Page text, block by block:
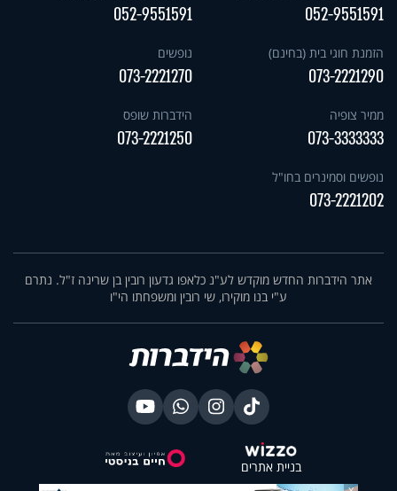
052-9551591
052-9551591
הזמנת חוגי בית (בחינם)
073-2221290
נופשים
073-2221270
ממיר צופיה
073-3333333
הידברות שופס
073-2221250
נופשים וסמינרים בחו"ל
073-2221202
אתר הידברות החדש מוקדש לע"נ כלאפו גדעון רובין בן שרינה ז"ל. נתרם
ע"י בנו מוקירו, שי רובין ומשפחתו הי"ו
בניית אתרים